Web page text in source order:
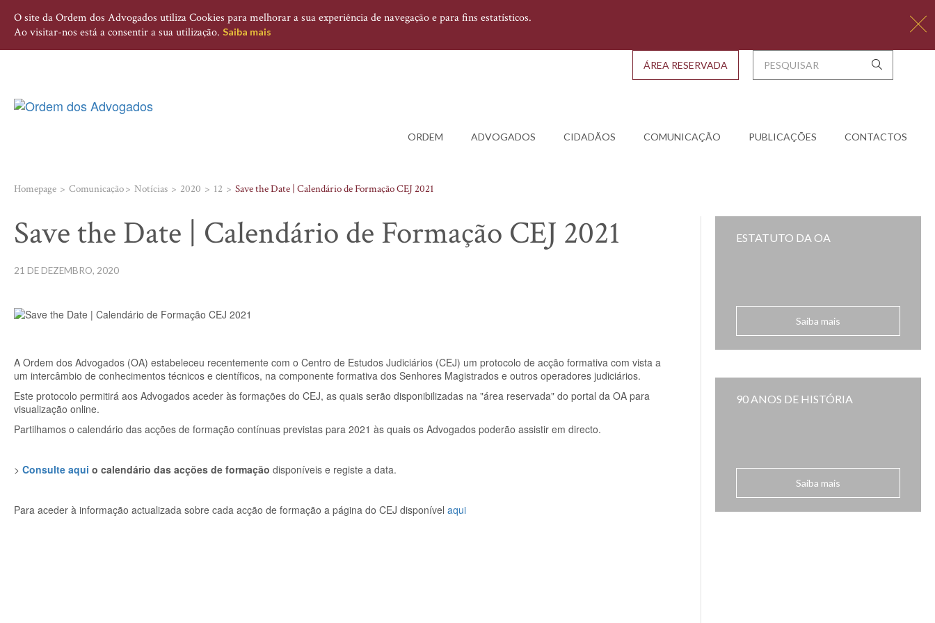
O site da Ordem dos Advogados utiliza Cookies para melhorar a sua experiência de navegação e para fins estatísticos.
Ao visitar-nos está a consentir a sua utilização. Saiba mais
ORDEM ADVOGADOS CIDADÃOS COMUNICAÇÃO PUBLICAÇÕES CONTACTOS
ÁREA RESERVADA
Homepage Comunicação Notícias 2020 12 Save the Date | Calendário de Formação CEJ 2021
Save the Date | Calendário de Formação CEJ 2021
21 DE DEZEMBRO, 2020
A Ordem dos Advogados (OA) estabeleceu recentemente com o Centro de Estudos Judiciários (CEJ) um protocolo de acção formativa com vista a
um intercâmbio de conhecimentos técnicos e científicos, na componente formativa dos Senhores Magistrados e outros operadores judiciários.
Este protocolo permitirá aos Advogados aceder às formações do CEJ, as quais serão disponibilizadas na "área reservada" do portal da OA para
visualização online.
Partilhamos o calendário das acções de formação contínuas previstas para 2021 às quais os Advogados poderão assistir em directo.
> Consulte aqui o calendário das acções de formação disponíveis e registe a data.
Para aceder à informação actualizada sobre cada acção de formação a página do CEJ disponível aqui
ESTATUTO DA OA
Saiba mais
90 ANOS DE HISTÓRIA
Saiba mais